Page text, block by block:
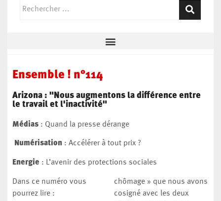
Ensemble ! n°114
Arizona : "Nous augmentons la différence entre
le travail et l'inactivité"
Médias : Quand la presse dérange
Numérisation : Accélérer à tout prix ?
Energie : L’avenir des protections sociales
Dans ce numéro vous
pourrez lire :
chômage » que nous avons
cosigné avec les deux